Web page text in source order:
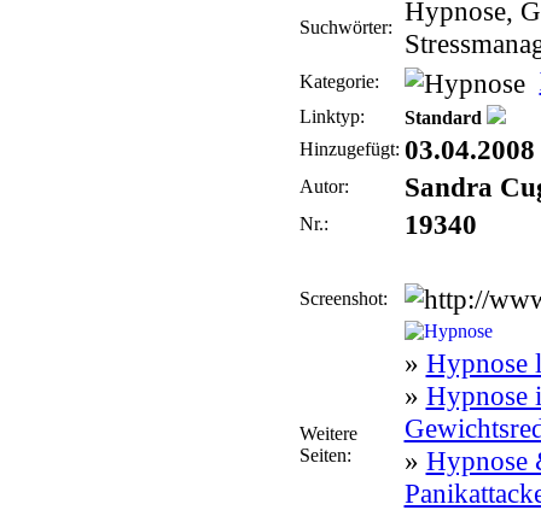
Suchwörter:
Hypnose,
Kategorie:
Linktyp:
Standard
Hinzugefügt: 03.04.2008
Autor: Sandra
Nr.: 19340
Screenshot:
Weitere
Seiten:
» Hypnose
» Hypnose
» Hypnose